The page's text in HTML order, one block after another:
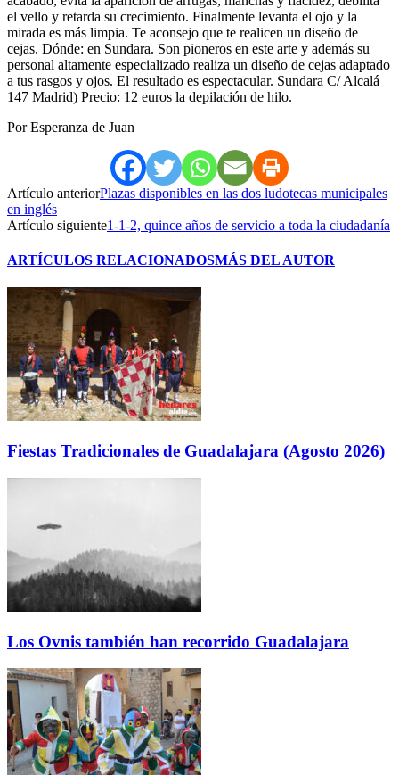
el vello y retarda su crecimiento. Finalmente levanta el ojo y la
mirada es más limpia. Te aconsejo que te realicen un diseño de
cejas. Dónde: en Sundara. Son pioneros en este arte y además su
personal altamente especializado realiza un diseño de cejas adaptado
a tus rasgos y ojos. El resultado es espectacular. Sundara C/ Alcalá
147 Madrid) Precio: 12 euros la depilación de hilo.
Por Esperanza de Juan
Artículo anteriorPlazas disponibles en las dos ludotecas municipales
en inglés
Artículo siguiente1-1-2, quince años de servicio a toda la ciudadanía
ARTÍCULOS RELACIONADOSMÁS DEL AUTOR
Fiestas Tradicionales de Guadalajara (Agosto 2026)
Los Ovnis también han recorrido Guadalajara